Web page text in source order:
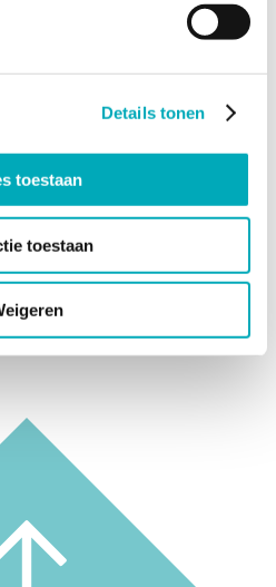
Details tonen
toestaan
toestaan
folder